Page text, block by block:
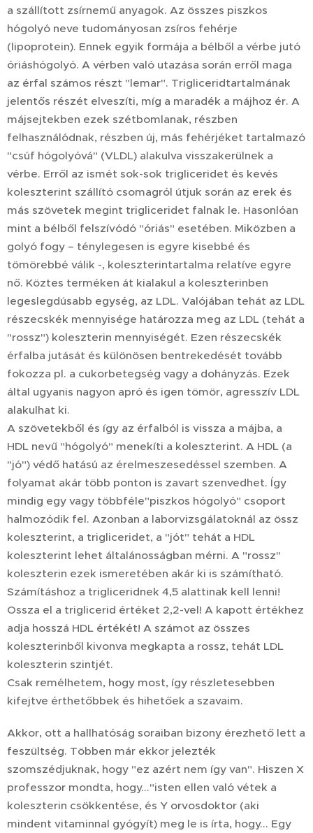
a szállított zsírnemű anyagok. Az összes piszkos
hógolyó neve tudományosan zsíros fehérje
(lipoprotein). Ennek egyik formája a bélből a vérbe jutó
óriáshógolyó. A vérben való utazása során erről maga
az érfal számos részt "lemar". Trigliceridtartalmának
jelentős részét elveszíti, míg a maradék a májhoz ér. A
májsejtekben ezek szétbomlanak, részben
felhasználódnak, részben új, más fehérjéket tartalmazó
"csúf hógolyóvá" (VLDL) alakulva visszakerülnek a
vérbe. Erről az ismét sok-sok trigliceridet és kevés
koleszterint szállító csomagról útjuk során az erek és
más szövetek megint trigliceridet falnak le. Hasonlóan
mint a bélből felszívódó "óriás" esetében. Miközben a
golyó fogy – ténylegesen is egyre kisebbé és
tömörebbé válik -, koleszterintartalma relatíve egyre
nő. Köztes terméken át kialakul a koleszterinben
legeslegdúsabb egység, az LDL. Valójában tehát az LDL
részecskék mennyisége határozza meg az LDL (tehát a
"rossz") koleszterin mennyiségét. Ezen részecskék
érfalba jutását és különösen bentrekedését tovább
fokozza pl. a cukorbetegség vagy a dohányzás. Ezek
által ugyanis nagyon apró és igen tömör, agresszív LDL
alakulhat ki.
A szövetekből és így az érfalból is vissza a májba, a
HDL nevű "hógolyó" menekíti a koleszterint. A HDL (a
"jó") védő hatású az érelmeszesedéssel szemben. A
folyamat akár több ponton is zavart szenvedhet. Így
mindig egy vagy többféle"piszkos hógolyó" csoport
halmozódik fel. Azonban a laborvizsgálatoknál az össz
koleszterint, a trigliceridet, a "jót" tehát a HDL
koleszterint lehet általánosságban mérni. A "rossz"
koleszterin ezek ismeretében akár ki is számítható.
Számításhoz a trigliceridnek 4,5 alattinak kell lenni!
Ossza el a triglicerid értéket 2,2-vel! A kapott értékhez
adja hosszá HDL értékét! A számot az összes
koleszterinből kivonva megkapta a rossz, tehát LDL
koleszterin szintjét.
Csak remélhetem, hogy most, így részletesebben
kifejtve érthetőbbek és hihetőek a szavaim.
Akkor, ott a hallhatóság soraiban bizony érezhető lett a
feszültség. Többen már ekkor jelezték
szomszédjuknak, hogy "ez azért nem így van". Hiszen X
professzor mondta, hogy..."isten ellen való vétek a
koleszterin csökkentése, és Y orvosdoktor (aki
mindent vitaminnal gyógyít) meg le is írta, hogy... Egy